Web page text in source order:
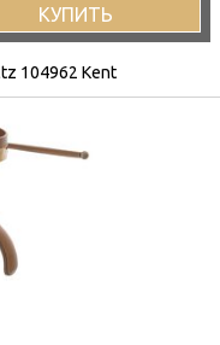
КУПИТЬ
104962 Kent